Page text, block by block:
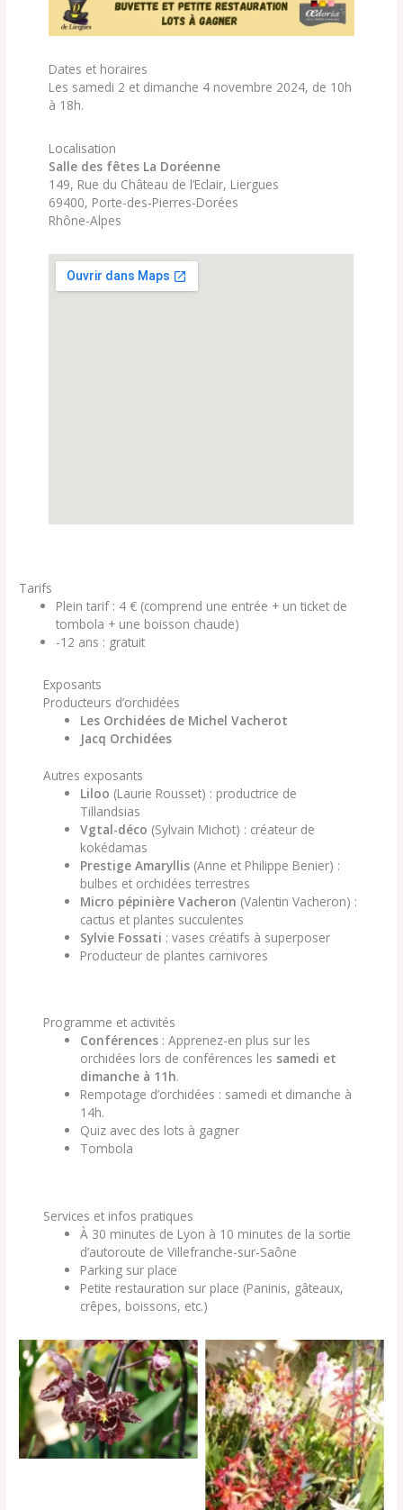
Dates et horaires
Les samedi 2 et dimanche 4 novembre 2024, de 10h
à 18h.
Localisation
Salle des fêtes La Doréenne
149, Rue du Château de l’Eclair, Liergues
69400, Porte-des-Pierres-Dorées
Rhône-Alpes
Tarifs
Plein tarif : 4 € (comprend une entrée + un ticket de
tombola + une boisson chaude)
-12 ans : gratuit
Exposants
Producteurs d’orchidées
Les Orchidées de Michel Vacherot
Jacq Orchidées
Autres exposants
Liloo (Laurie Rousset) : productrice de
Tillandsias
Vgtal-déco (Sylvain Michot) : créateur de
kokédamas
Prestige Amaryllis (Anne et Philippe Benier) :
bulbes et orchidées terrestres
Micro pépinière Vacheron (Valentin Vacheron) :
cactus et plantes succulentes
Sylvie Fossati : vases créatifs à superposer
Producteur de plantes carnivores
Programme et activités
Conférences : Apprenez-en plus sur les
orchidées lors de conférences les samedi et
dimanche à 11h.
Rempotage d’orchidées : samedi et dimanche à
14h.
Quiz avec des lots à gagner
Tombola
Services et infos pratiques
À 30 minutes de Lyon à 10 minutes de la sortie
d’autoroute de Villefranche-sur-Saône
Parking sur place
Petite restauration sur place (Paninis, gâteaux,
crêpes, boissons, etc.)
11e Salon des orchidées et
plantes rares a Liergues (69)
©Gilles NOEL
11e Salon des orchidées et
plantes rares a Liergues (69)
©Gilles NOEL